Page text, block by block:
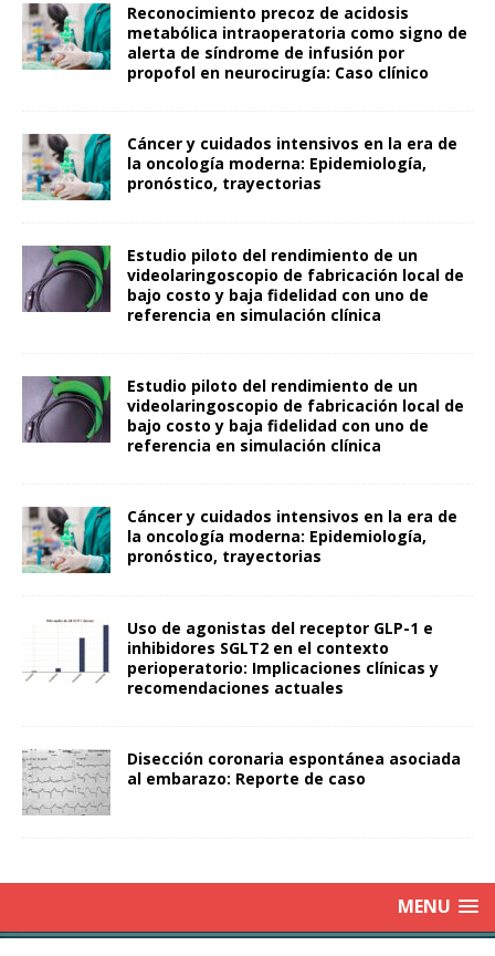
Reconocimiento precoz de acidosis
metabólica intraoperatoria como signo de
alerta de síndrome de infusión por
propofol en neurocirugía: Caso clínico
Cáncer y cuidados intensivos en la era de
la oncología moderna: Epidemiología,
pronóstico, trayectorias
Estudio piloto del rendimiento de un
videolaringoscopio de fabricación local de
bajo costo y baja fidelidad con uno de
referencia en simulación clínica
Estudio piloto del rendimiento de un
videolaringoscopio de fabricación local de
bajo costo y baja fidelidad con uno de
referencia en simulación clínica
Cáncer y cuidados intensivos en la era de
la oncología moderna: Epidemiología,
pronóstico, trayectorias
Uso de agonistas del receptor GLP-1 e
inhibidores SGLT2 en el contexto
perioperatorio: Implicaciones clínicas y
recomendaciones actuales
Disección coronaria espontánea asociada
al embarazo: Reporte de caso
MENU